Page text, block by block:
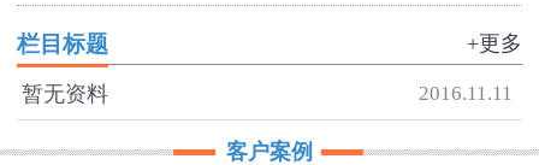
栏目标题 +更多
2016.11.11
暂无资料
客户案例